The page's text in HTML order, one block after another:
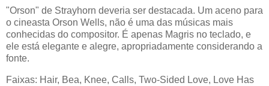
"Orson" de Strayhorn deveria ser destacada. Um aceno para
o cineasta Orson Wells, não é uma das músicas mais
conhecidas do compositor. É apenas Magris no teclado, e
ele está elegante e alegre, apropriadamente considerando a
fonte.
Faixas: Hair, Bea, Knee, Calls, Two-Sided Love, Love Has